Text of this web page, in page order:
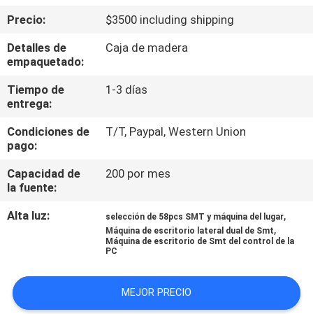
CONTROL
DE
CALIDAD
CONTACTA
CON
NOSOTROS
NOTICIAS
ON
LINE
Precio:
$3500 including shipping
Detalles de
empaquetado:
Caja de madera
Tiempo de
entrega:
1-3 días
Condiciones de
pago:
T/T, Paypal, Western Union
Capacidad de
la fuente:
200 por mes
Alta luz: selección de 58pcs SMT y máquina del lugar,
Máquina de escritorio lateral dual de Smt,
Máquina de escritorio de Smt del control de la
PC
MEJOR PRECIO